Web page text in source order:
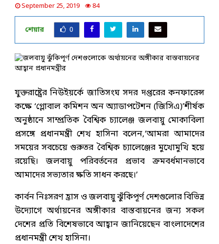
September 25, 2019 84
শেয়ার 0
যুক্তরাষ্ট্রের নিউইয়র্কে জাতিসংঘ সদর দপ্তরের কনফারেন্স
কক্ষে ‘গ্লোবাল কমিশন অন অ্যাডাপটেশন (জিসিএ)’শীর্ষক
অনুষ্ঠানে সাম্প্রতিক বৈশ্বিক চ্যালেঞ্জ জলবায়ু মোকাবিলা
প্রসঙ্গে প্রধানমন্ত্রী শেখ হাসিনা বলেন,‘আমরা আমাদের
সময়ের সবচেয়ে গুরুতর বৈশ্বিক চ্যালেঞ্জের মুখোমুখি হয়ে
রয়েছি। জলবায়ু পরিবর্তনের প্রভাব ক্রমবর্ধমানভাবে
আমাদের সভ্যতার ক্ষতি সাধন করছে।’
কার্বন নিঃসরণ হ্রাস ও জলবায়ু ঝুঁকিপূর্ণ দেশগুলোর বিভিন্ন
উদ্যোগে অর্থায়নের অঙ্গীকার বাস্তবায়নের জন্য সকল
দেশের প্রতি বিশেষভাবে আহ্বান জানিয়েছেন বাংলাদেশের
প্রধানমন্ত্রী শেখ হাসিনা।